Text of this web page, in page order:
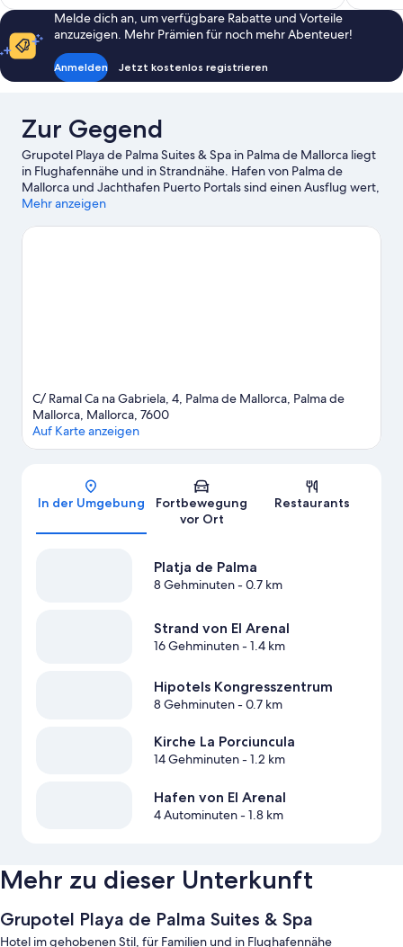
Melde dich an, um verfügbare Rabatte und Vorteile
anzuzeigen. Mehr Prämien für noch mehr Abenteuer!
Anmelden Jetzt kostenlos registrieren
Zur Gegend
Grupotel Playa de Palma Suites & Spa in Palma de Mallorca liegt
in Flughafennähe und in Strandnähe. Hafen von Palma de
Mallorca und Jachthafen Puerto Portals sind einen Ausflug wert,
wenn du etwas Aufregendes erleben möchtest. Wer lieber die
besuchen: Platja de Palma und Strand von El Arenal. Du bist mit
Mehr anzeigen
C/ Ramal Ca na Gabriela, 4, Palma de Mallorca, Palma de
Mallorca, Mallorca, 7600
Auf Karte anzeigen
In der Umgebung
Fortbewegung
vor Ort
Restaurants
Platja de Palma
8 Gehminuten- 0.7 km
Strand von El Arenal
16 Gehminuten- 1.4 km
Hipotels Kongresszentrum
8 Gehminuten- 0.7 km
Kirche La Porciuncula
14 Gehminuten- 1.2 km
Hafen von El Arenal
4 Autominuten- 1.8 km
Mehr zu dieser Unterkunft
Grupotel Playa de Palma Suites & Spa
Hotel im gehobenen Stil, für Familien und in Flughafennähe